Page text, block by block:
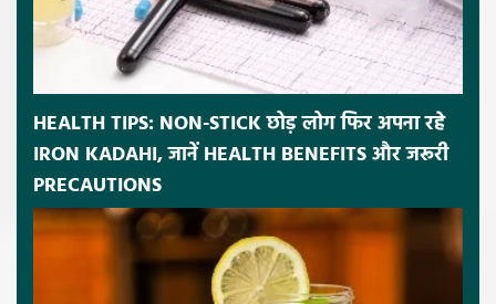
HEALTH TIPS: NON-STICK छोड़ लोग फिर अपना रहे
IRON KADAHI, जानें HEALTH BENEFITS और जरूरी
PRECAUTIONS